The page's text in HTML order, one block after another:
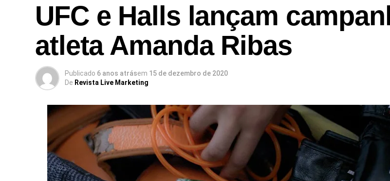
UFC e Halls lançam
atleta Amanda Ribas
Publicado 6 anos atrásem 15 de dezembro de 2020
De Revista Live Marketing